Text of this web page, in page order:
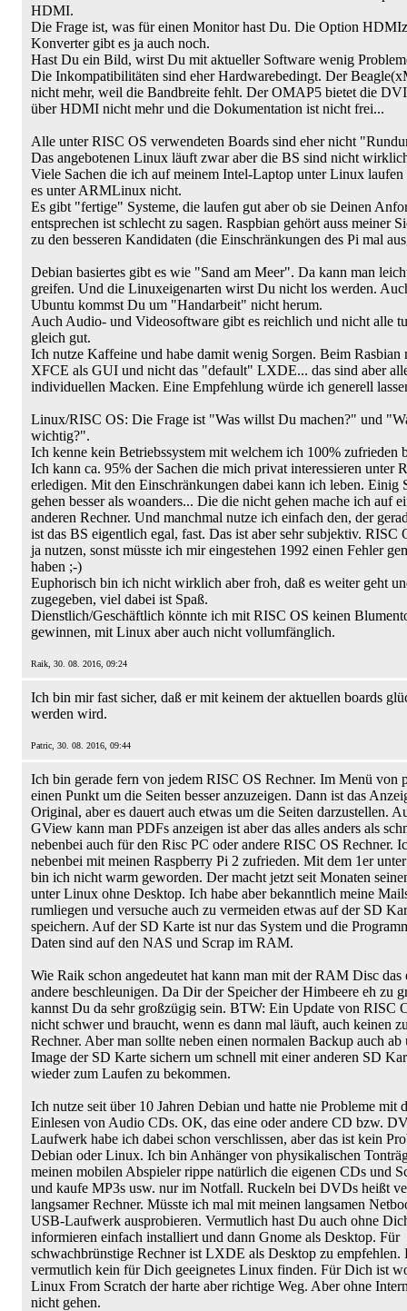
HDMI.
Die Frage ist, was für einen Monitor hast Du. Die Option
Konverter gibt es ja auch noch.
Hast Du ein Bild, wirst Du mit aktueller Software wenig
Die Inkompatibilitäten sind eher Hardwarebedingt. Der
nicht mehr, weil die Bandbreite fehlt. Der OMAP5 bietet die
über HDMI nicht mehr und die Dokumentation ist nicht frei...
Alle unter RISC OS verwendeten Boards sind eher nicht
Das angebotenen Linux läuft zwar aber die BS sind nicht
Viele Sachen die ich auf meinem Intel-Laptop unter Linux laufen
es unter ARMLinux nicht.
Es gibt "fertige" Systeme, die laufen gut aber ob sie Deinen
entsprechen ist schlecht zu sagen. Raspbian gehört auss meiner
zu den besseren Kandidaten (die Einschränkungen des Pi mal
Debian basiertes gibt es wie "Sand am Meer". Da kann man
greifen. Und die Linuxeigenarten wirst Du nicht los werden.
Ubuntu kommst Du um "Handarbeit" nicht herum.
Auch Audio- und Videosoftware gibt es reichlich und nicht alle
gleich gut.
Ich nutze Kaffeine und habe damit wenig Sorgen. Beim Rasbian
XFCE als GUI und nicht das "default" LXDE... das sind aber
individuellen Macken. Eine Empfehlung würde ich generell
Linux/RISC OS: Die Frage ist "Was willst Du machen?" und
wichtig?".
Ich kenne kein Betriebssystem mit welchem ich 100% zufrieden
Ich kann ca. 95% der Sachen die mich privat interessieren unter
erledigen. Mit den Einschränkungen dabei kann ich leben. Einig
gehen besser als woanders... Die die nicht gehen mache ich auf
anderen Rechner. Und manchmal nutze ich einfach den, der
ist das BS eigentlich egal, fast. Das ist aber sehr subjektiv. RISC
ja nutzen, sonst müsste ich mir eingestehen 1992 einen Fehler
haben ;-)
Euphorisch bin ich nicht wirklich aber froh, daß es weiter geht
zugegeben, viel dabei ist Spaß.
Dienstlich/Geschäftlich könnte ich mit RISC OS keinen
gewinnen, mit Linux aber auch nicht vollumfänglich.
Raik, 30. 08. 2016, 09:24
Ich bin mir fast sicher, daß er mit keinem der aktuellen boards
werden wird.
Patric, 30. 08. 2016, 09:44
Ich bin gerade fern von jedem RISC OS Rechner. Im Menü von
einen Punkt um die Seiten besser anzuzeigen. Dann ist das
Original, aber es dauert auch etwas um die Seiten darzustellen.
GView kann man PDFs anzeigen ist aber das alles anders als
nebenbei auch für den Risc PC oder andere RISC OS Rechner.
nebenbei mit meinen Raspberry Pi 2 zufrieden. Mit dem 1er
bin ich nicht warm geworden. Der macht jetzt seit Monaten
unter Linux ohne Desktop. Ich habe aber bekanntlich meine
rumliegen und versuche auch zu vermeiden etwas auf der SD
speichern. Auf der SD Karte ist nur das System und die
Daten sind auf den NAS und Scrap im RAM.
Wie Raik schon angedeutet hat kann man mit der RAM Disc das
andere beschleunigen. Da Dir der Speicher der Himbeere eh zu
kannst Du da sehr großzügig sein. BTW: Ein Update von RISC
nicht schwer und braucht, wenn es dann mal läuft, auch keinen
Rechner. Aber man sollte neben einen normalen Backup auch ab
Image der SD Karte sichern um schnell mit einer anderen SD
wieder zum Laufen zu bekommen.
Ich nutze seit über 10 Jahren Debian und hatte nie Probleme mit
Einlesen von Audio CDs. OK, das eine oder andere CD bzw.
Laufwerk habe ich dabei schon verschlissen, aber das ist kein
Debian oder Linux. Ich bin Anhänger von physikalischen
meinen mobilen Abspieler rippe natürlich die eigenen CDs und
und kaufe MP3s usw. nur im Notfall. Ruckeln bei DVDs heißt
langsamer Rechner. Müsste ich mal mit meinen langsamen
USB-Laufwerk ausprobieren. Vermutlich hast Du auch ohne
informieren einfach installiert und dann Gnome als Desktop. Für
schwachbrünstige Rechner ist LXDE als Desktop zu empfehlen.
vermutlich kein für Dich geeignetes Linux finden. Für Dich ist
Linux From Scratch der harte aber richtige Weg. Aber ohne
nicht gehen.